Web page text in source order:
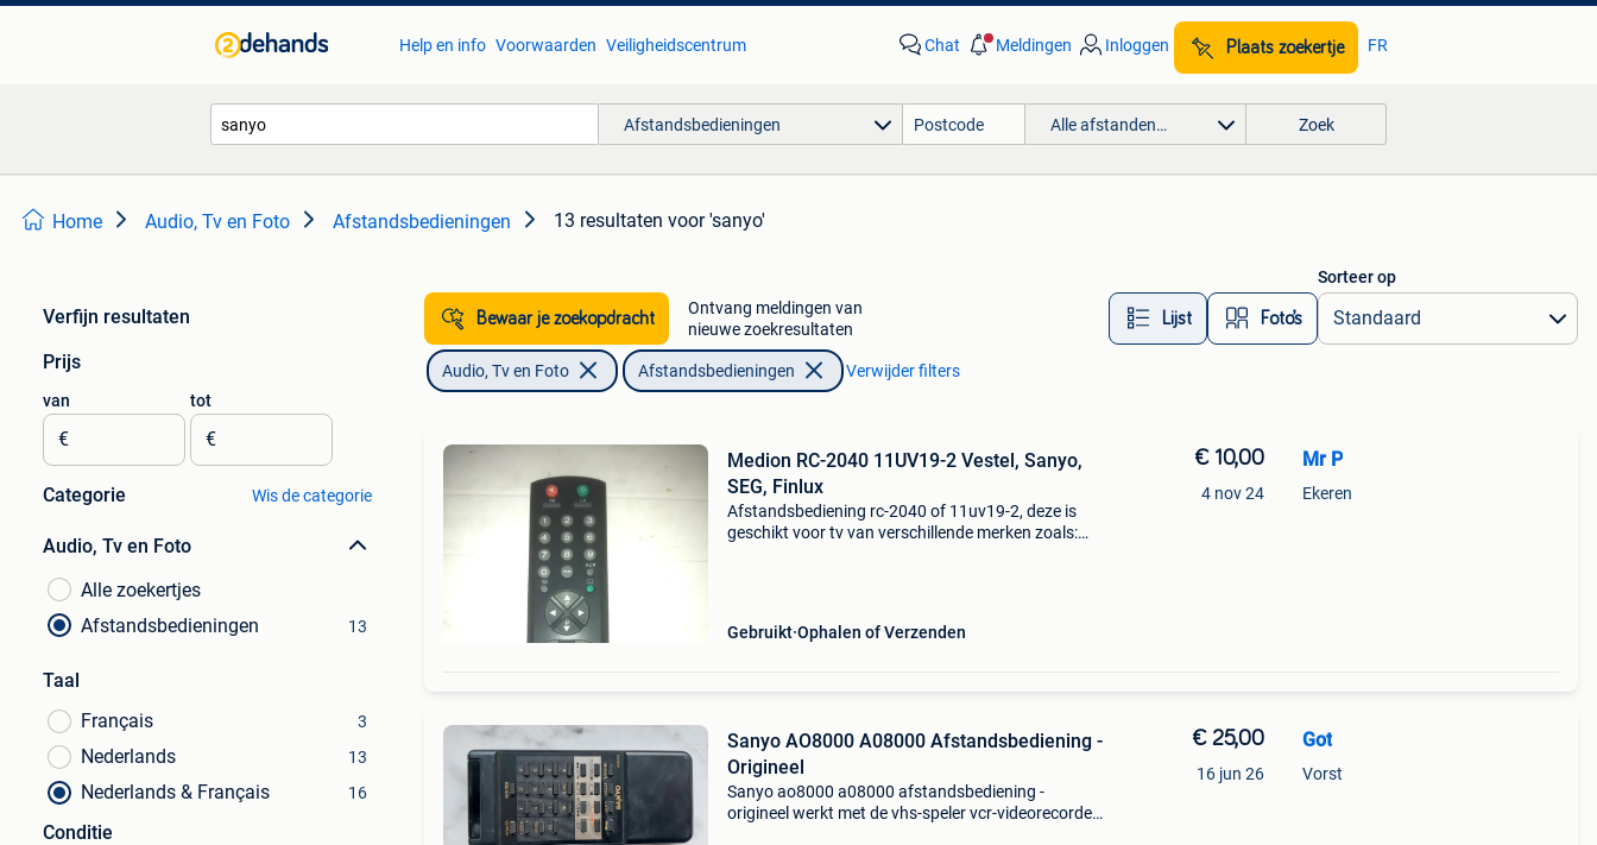
Help en info Voorwaarden Veiligheidscentrum Chat Meldingen Inloggen Plaats zoekertje FR
Afstandsbedieningen Alle afstanden… Zoek
Home Audio, Tv en Foto Afstandsbedieningen 13 resultaten voor 'sanyo'
Verfijn resultaten
Prijs
van
€
tot
€
Categorie Wis de categorie
Audio, Tv en Foto
Alle zoekertjes
Afstandsbedieningen
13
Taal
Français
3
Nederlands 13
Nederlands & Français 16
Conditie
Bewaar je zoekopdracht
Ontvang meldingen van
nieuwe zoekresultaten
Lijst Foto’s
Sorteer op
Audio, Tv en Foto Afstandsbedieningen Verwijder filters
Medion RC-2040 11UV19-2 Vestel, Sanyo,
SEG, Finlux
Afstandsbediening rc-2040 of 11uv19-2, deze is
geschikt voor tv van verschillende merken zoals:
Gebruikt Ophalen of Verzenden
€ 10,00
4 nov 24
Mr P
Ekeren
Sanyo AO8000 A08000 Afstandsbediening -
Origineel
Sanyo ao8000 a08000 afstandsbediening -
origineel werkt met de vhs-speler vcr-videorecorder
€ 25,00
16 jun 26
Got
Vorst